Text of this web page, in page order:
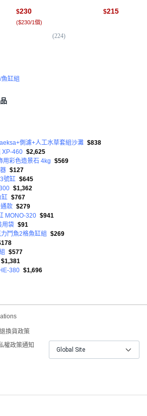
$230
($230/1個)
(224)
$215
缸組
側濾+人工水草套組沙灘 $838
XP-460 $2,625
用彩色造景石 4kg $569
$127
號缸 $645
$1,362
缸 $767
款 $279
MONO-320 $941
用袋 $91
鬥魚2格魚缸組
$269
$577
$1,381
380 $1,696
退換貨政策
權政策通知
Global Site